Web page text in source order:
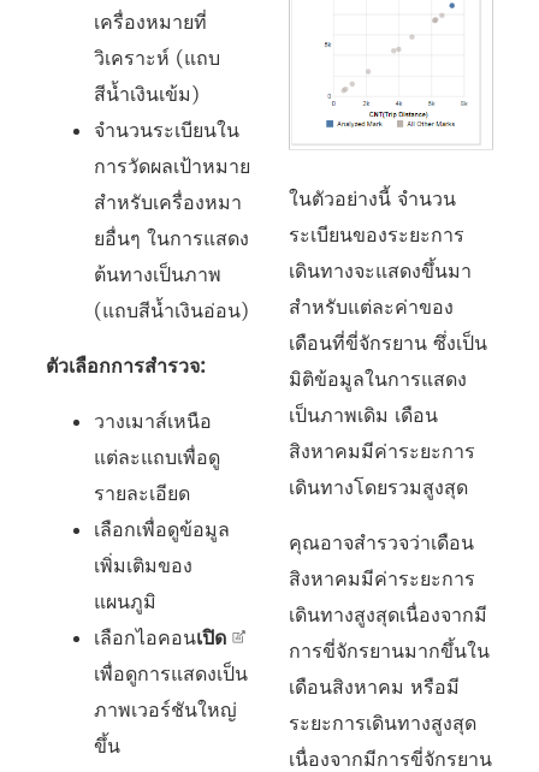
เครื่องหมายที่
วิเคราะห์ (แถบ
สีน้ำเงินเข้ม)
จำนวนระเบียนใน
การวัดผลเป้าหมาย
สำหรับเครื่องหมา
ยอื่นๆ ในการแสดง
ต้นทางเป็นภาพ
(แถบสีน้ำเงินอ่อน)
ตัวเลือกการสำรวจ:
วางเมาส์เหนือ
แต่ละแถบเพื่อดู
รายละเอียด
เลือกเพื่อดูข้อมูล
เพิ่มเติมของ
แผนภูมิ
เลือกไอคอนเปิด
เพื่อดูการแสดงเป็น
ภาพเวอร์ชันใหญ่
ขึ้น
ในตัวอย่างนี้ จำนวน
ระเบียนของระยะการ
เดินทางจะแสดงขึ้นมา
สำหรับแต่ละค่าของ
เดือนที่ขี่จักรยาน ซึ่งเป็น
มิติข้อมูลในการแสดง
เป็นภาพเดิม เดือน
สิงหาคมมีค่าระยะการ
เดินทางโดยรวมสูงสุด
คุณอาจสำรวจว่าเดือน
สิงหาคมมีค่าระยะการ
เดินทางสูงสุดเนื่องจากมี
การขี่จักรยานมากขึ้นใน
เดือนสิงหาคม หรือมี
ระยะการเดินทางสูงสุด
เนื่องจากมีการขี่จักรยาน